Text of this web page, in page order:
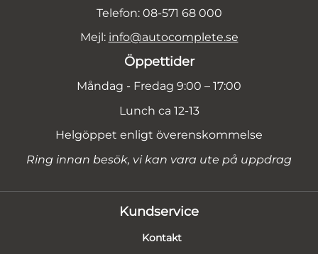
Telefon: 08-571 68 000
Mejl: info@autocomplete.se
Öppettider
Måndag - Fredag 9:00 – 17:00
Lunch ca 12-13
Helgöppet enligt överenskommelse
Ring innan besök, vi kan vara ute på uppdrag
Kundservice
Kontakt